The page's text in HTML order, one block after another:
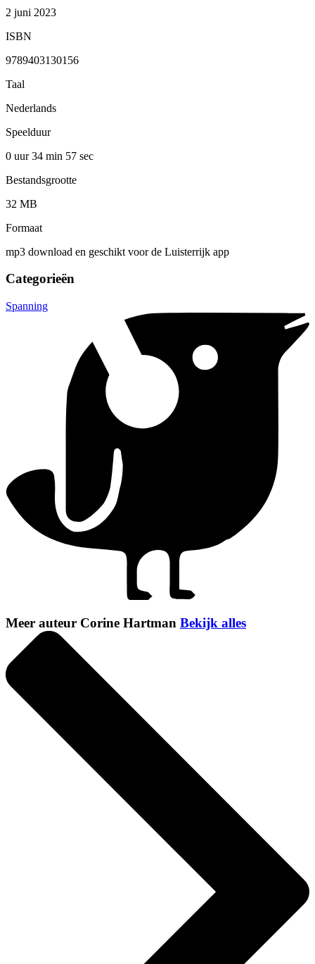
2 juni 2023
ISBN
9789403130156
Taal
Nederlands
Speelduur
0 uur 34 min 57 sec
Bestandsgrootte
32 MB
Formaat
mp3 download en geschikt voor de Luisterrijk app
Categorieën
Spanning
Meer auteur Corine Hartman Bekijk alles